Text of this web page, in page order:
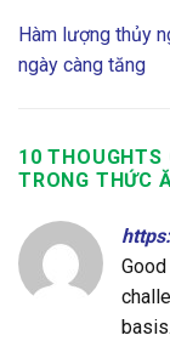
Hàm lượng thủy
ngày càng tăng
10 THOUGHTS
TRONG THỨC